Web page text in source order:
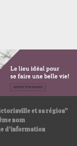
et sa région”
nom
d’information